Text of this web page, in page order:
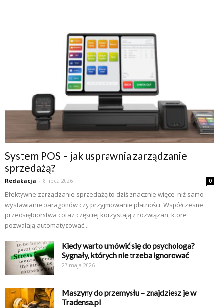
System POS – jak usprawnia zarządzanie
sprzedażą?
Redakacja - 8 lipca 2026 0
Efektywne zarządzanie sprzedażą to dziś znacznie więcej niż samo
wystawianie paragonów czy przyjmowanie płatności. Współczesne
przedsiębiorstwa coraz częściej korzystają z rozwiązań, które
pozwalają automatyzować...
Kiedy warto umówić się do psychologa?
Sygnały, których nie trzeba ignorować
27 maja 2026
Maszyny do przemysłu – znajdziesz je w
Tradensa.pl